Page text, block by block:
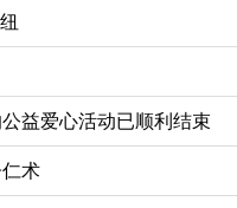
益爱心活动已顺利结束
术